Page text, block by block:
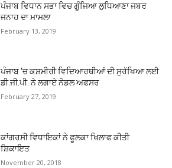
ਪੰਜਾਬ ਵਿਧਾਨ ਸਭਾ ਵਿਚ ਗੂੰਜਿਆ ਲੁਧਿਆਣਾ ਜਬਰ
ਜਨਾਹ ਦਾ ਮਾਮਲਾ
February 13, 2019
ਪੰਜਾਬ ‘ਚ ਕਸ਼ਮੀਰੀ ਵਿਦਿਆਰਥੀਆਂ ਦੀ ਸੁਰੱਖਿਆ ਲਈ
ਡੀ.ਜੀ.ਪੀ. ਨੇ ਲਗਾਏ ਨੋਡਲ ਅਫਸਰ
February 27, 2019
ਕਾਂਗਰਸੀ ਵਿਧਾਇਕਾਂ ਨੇ ਫੂਲਕਾ ਖਿਲਾਫ ਕੀਤੀ
ਸ਼ਿਕਾਇਤ
November 20, 2018